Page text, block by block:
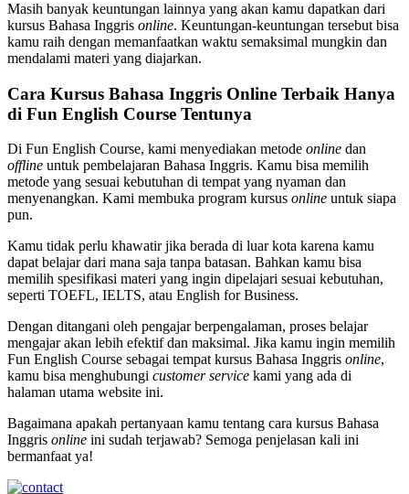
Masih banyak keuntungan lainnya yang akan kamu dapatkan dari
kursus Bahasa Inggris online. Keuntungan-keuntungan tersebut bisa
kamu raih dengan memanfaatkan waktu semaksimal mungkin dan
mendalami materi yang diajarkan.
Cara Kursus Bahasa Inggris Online Terbaik Hanya
di Fun English Course Tentunya
Di Fun English Course, kami menyediakan metode online dan
offline untuk pembelajaran Bahasa Inggris. Kamu bisa memilih
metode yang sesuai kebutuhan di tempat yang nyaman dan
menyenangkan. Kami membuka program kursus online untuk siapa
pun.
Kamu tidak perlu khawatir jika berada di luar kota karena kamu
dapat belajar dari mana saja tanpa batasan. Bahkan kamu bisa
memilih spesifikasi materi yang ingin dipelajari sesuai kebutuhan,
seperti TOEFL, IELTS, atau English for Business.
Dengan ditangani oleh pengajar berpengalaman, proses belajar
mengajar akan lebih efektif dan maksimal. Jika kamu ingin memilih
Fun English Course sebagai tempat kursus Bahasa Inggris online,
kamu bisa menghubungi customer service kami yang ada di
halaman utama website ini.
Bagaimana apakah pertanyaan kamu tentang cara kursus Bahasa
Inggris online ini sudah terjawab? Semoga penjelasan kali ini
bermanfaat ya!